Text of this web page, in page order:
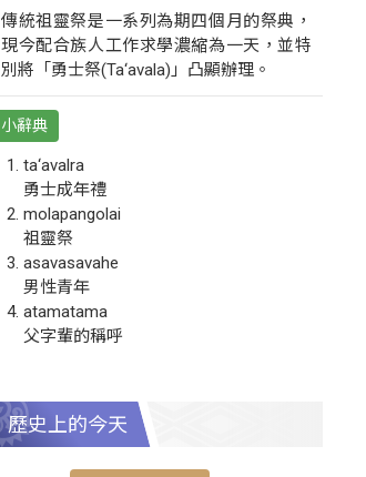
傳統祖靈祭是一系列為期四個月的祭典，
現今配合族人工作求學濃縮為一天，並特
別將「勇士祭(Ta‘avala)」凸顯辦理。
小辭典
ta‘avalra
勇士成年禮
molapangolai
祖靈祭
asavasavahe
男性青年
atamatama
父字輩的稱呼
歷史上的今天